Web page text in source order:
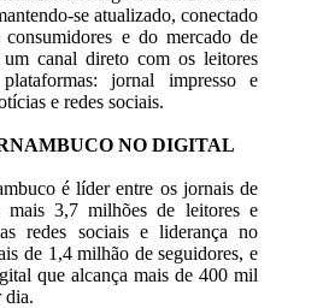
se atualizado, conectado
consumidores e do mercado de
um canal direto com os leitores
jornal impresso e
e redes sociais.
NO DIGITAL
é líder entre os jornais de
mais 3,7 milhões de leitores e
redes sociais e liderança no
de 1,4 milhão de seguidores, e
que alcança mais de 400 mil
dia.